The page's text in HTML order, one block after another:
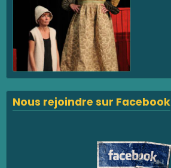
Nous rejoindre sur Facebook